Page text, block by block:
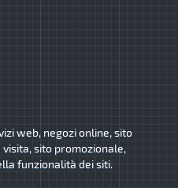
web, negozi online, sito
sito promozionale,
funzionalità dei siti.